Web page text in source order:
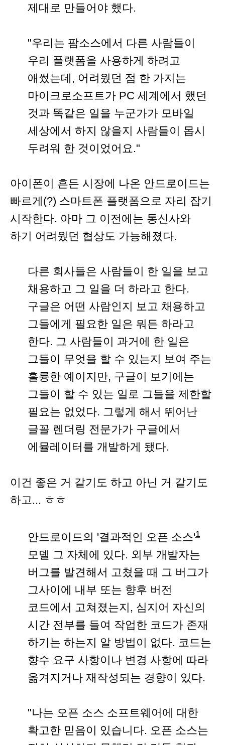
제대로 만들어야 했다.
"우리는 팜소스에서 다른 사람들이
우리 플랫폼을 사용하게 하려고
애썼는데, 어려웠던 점 한 가지는
마이크로소프트가 PC 세계에서 했던
것과 똑같은 일을 누군가가 모바일
세상에서 하지 않을지 사람들이 몹시
두려워 한 것이었어요."
아이폰이 흔든 시장에 나온 안드로이드는
빠르게(?) 스마트폰 플랫폼으로 자리 잡기
시작한다. 아마 그 이전에는 통신사와
하기 어려웠던 협상도 가능해졌다.
다른 회사들은 사람들이 한 일을 보고
채용하고 그 일을 더 하라고 한다.
구글은 어떤 사람인지 보고 채용하고
그들에게 필요한 일은 뭐든 하라고
한다. 그 사람들이 과거에 한 일은
그들이 무엇을 할 수 있는지 보여 주는
훌륭한 예이지만, 구글이 보기에는
그들이 할 수 있는 일로 그들을 제한할
필요는 없었다. 그렇게 해서 뛰어난
글꼴 렌더링 전문가가 구글에서
에뮬레이터를 개발하게 됐다.
이건 좋은 거 같기도 하고 아닌 거 같기도
하고... ㅎㅎ
안드로이드의 '결과적인 오픈 소스'1
모델 그 자체에 있다. 외부 개발자는
버그를 발견해서 고쳤을 때 그 버그가
그사이에 내부 또는 향후 버전
코드에서 고쳐졌는지, 심지어 자신의
시간 전부를 들여 작업한 코드가 존재
하기는 하는지 알 방법이 없다. 코드는
향수 요구 사항이나 변경 사항에 따라
옮겨지거나 재작성되는 경향이 있다.
"나는 오픈 소스 소프트웨어에 대한
확고한 믿음이 있습니다. 오픈 소스는